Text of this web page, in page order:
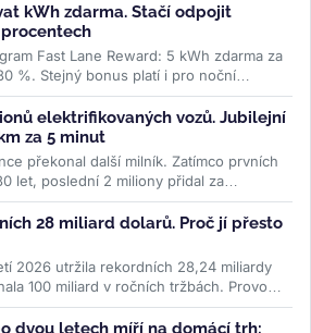
kWh zdarma. Stačí odpojit
Fast Lane Reward: 5 kWh zdarma za
%. Stejný bonus platí i pro noční
elektrifikovaných vozů. Jubilejní
za 5 minut
překonal další milník. Zatímco prvních
let, poslední 2 miliony přidal za
28 miliard dolarů. Proč jí přesto
2026 utržila rekordních 28,24 miliardy
100 miliard v ročních tržbách. Provozní
dvou letech míří na domácí trh: